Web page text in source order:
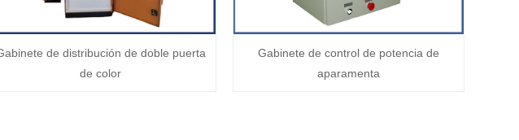
de distribución de doble puerta
de color
Gabinete de control de potencia de
aparamenta